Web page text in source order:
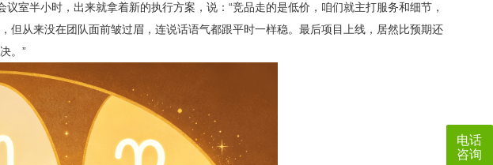
室半小时，出来就拿着新的执行方案，说：“竞品走的是低价，咱们就主打服务和细节，
但从来没在团队面前皱过眉，连说话语气都跟平时一样稳。最后项目上线，居然比预期还
。”
电话
咨询